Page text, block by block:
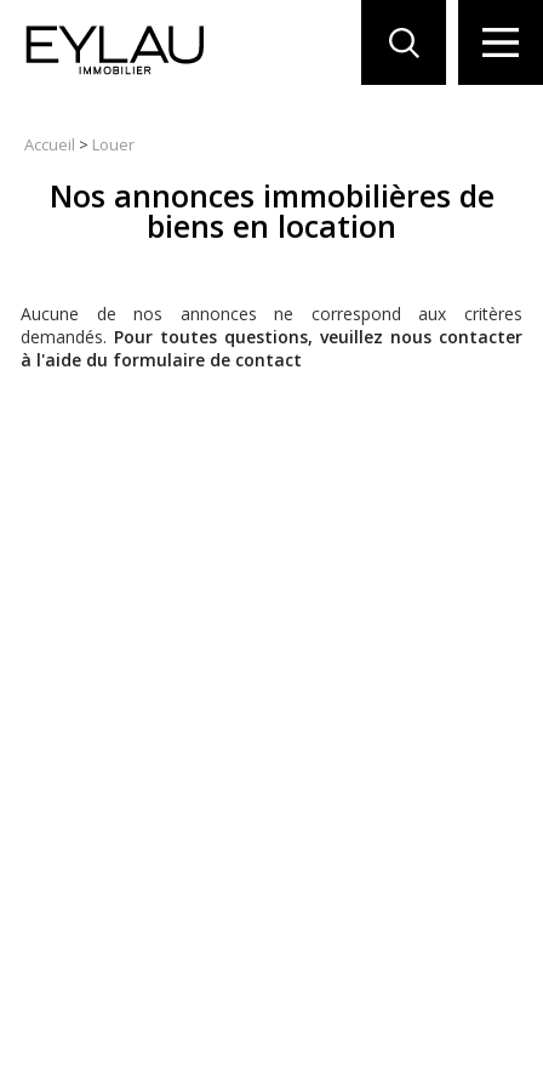
Accueil > Louer
Nos annonces immobilières de
biens en location
Aucune de nos annonces ne correspond aux critères
demandés. Pour toutes questions, veuillez nous contacter
à l'aide du formulaire de contact